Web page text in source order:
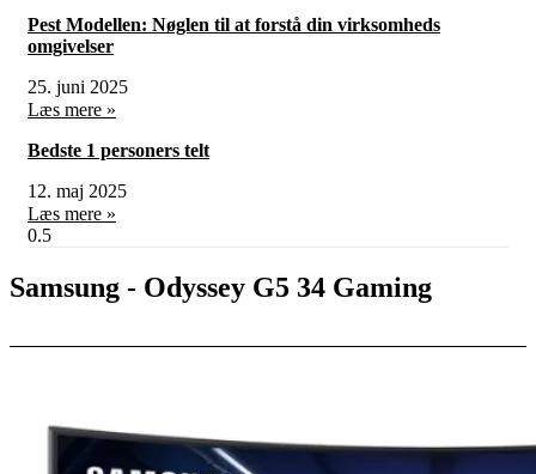
Pest Modellen: Nøglen til at forstå din virksomheds
omgivelser
25. juni 2025
Læs mere »
Bedste 1 personers telt
12. maj 2025
Læs mere »
Samsung - Odyssey G5 34 Gaming